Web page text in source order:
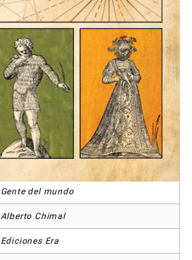
Gente del mundo
Alberto Chimal
Ediciones Era